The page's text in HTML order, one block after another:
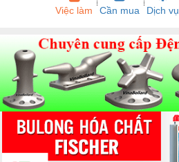
Việc làm Cần mua Dịch vụ